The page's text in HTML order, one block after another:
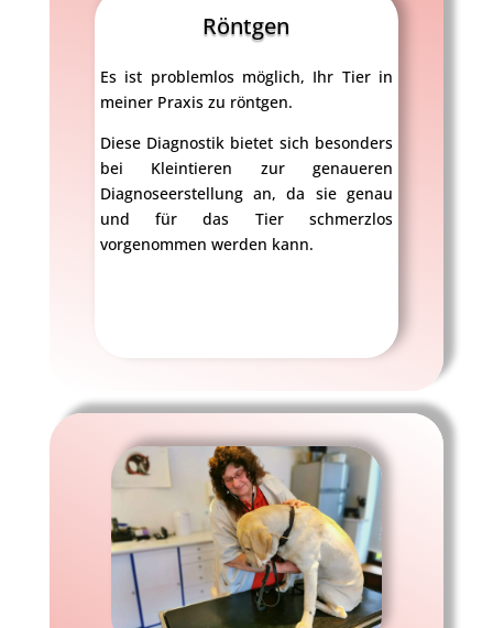
Röntgen
Es ist problemlos möglich, Ihr Tier in
meiner Praxis zu röntgen.
Diese Diagnostik bietet sich besonders
bei Kleintieren zur genaueren
Diagnoseerstellung an, da sie genau
und für das Tier schmerzlos
vorgenommen werden kann.